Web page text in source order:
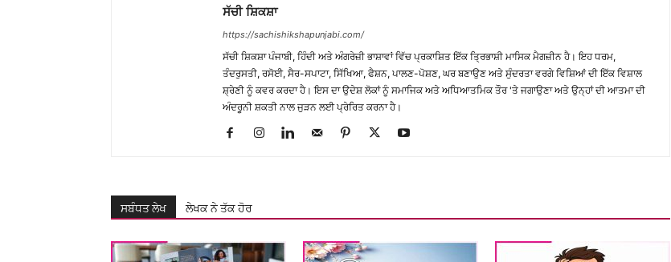
ਸੱਚੀ ਸ਼ਿਕਸ਼ਾ
https://sachishikshapunjabi.com/
ਸੱਚੀ ਸ਼ਿਕਸ਼ਾ ਪੰਜਾਬੀ, ਹਿੰਦੀ ਅਤੇ ਅੰਗਰੇਜ਼ੀ ਭਾਸ਼ਾਵਾਂ ਵਿੱਚ ਪ੍ਰਕਾਸ਼ਿਤ ਇੱਕ ਤ੍ਰਿਭਾਸ਼ੀ ਮਾਸਿਕ ਮੈਗਜ਼ੀਨ ਹੈ। ਇਹ ਧਰਮ,
ਤੰਦਰੁਸਤੀ, ਰਸੋਈ, ਸੈਰ-ਸਪਾਟਾ, ਸਿੱਖਿਆ, ਫੈਸ਼ਨ, ਪਾਲਣ-ਪੋਸ਼ਣ, ਘਰ ਬਣਾਉਣ ਅਤੇ ਸੁੰਦਰਤਾ ਵਰਗੇ ਵਿਸ਼ਿਆਂ ਦੀ ਇੱਕ ਵਿਸ਼ਾਲ
ਸ਼੍ਰੇਣੀ ਨੂੰ ਕਵਰ ਕਰਦਾ ਹੈ। ਇਸ ਦਾ ਉਦੇਸ਼ ਲੋਕਾਂ ਨੂੰ ਸਮਾਜਿਕ ਅਤੇ ਅਧਿਆਤਮਿਕ ਤੌਰ 'ਤੇ ਜਗਾਉਣਾ ਅਤੇ ਉਨ੍ਹਾਂ ਦੀ ਆਤਮਾ ਦੀ
ਅੰਦਰੂਨੀ ਸ਼ਕਤੀ ਨਾਲ ਜੁੜਨ ਲਈ ਪ੍ਰੇਰਿਤ ਕਰਨਾ ਹੈ।
ਸਬੰਧਤ ਲੇਖ ਲੇਖਕ ਨੇ ਤੱਕ ਹੋਰ